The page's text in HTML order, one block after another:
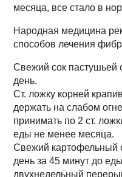
месяца, все стало в
Народная медицина
способов лечения
Свежий сок пастушьей
день.
Ст. ложку корней
держать на слабом
принимать по 2 ст.
еды не менее месяца.
Свежий картофельный
день за 45 минут до
двухнедельный